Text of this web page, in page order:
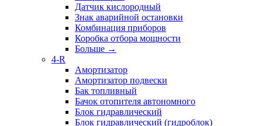
Датчик кислородный
Знак аварийной остановки
Комбинация приборов
Коробка отбора мощности
Больше →
4-R
Амортизатор
Амортизатор подвески
Бак топливный
Бачок отопителя автономного
Блок гидравлический
Блок гидравлический (гидроблок)